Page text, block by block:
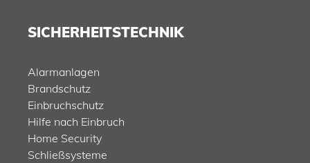
SICHERHEITSTECHNIK
Alarmanlagen
Brandschutz
Einbruchschutz
Hilfe nach Einbruch
Home Security
Schließsysteme